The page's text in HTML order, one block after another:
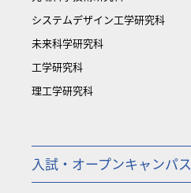
システムデザイン工学研究科
未来科学研究科
工学研究科
理工学研究科
入試・オープンキャンパス